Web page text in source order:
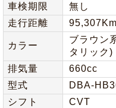
車検期限
無し
走行距離
95,307Km
カラー
ブラウン
タリック)
排気量
660cc
型式
DBA-
シフト
CVT